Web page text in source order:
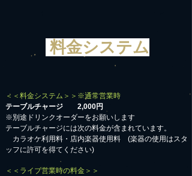
料金システム
＜＜料金システム＞＞※通常営業時
テーブルチャージ 2,000円
※別途ドリンクオーダーをお願いします
テーブルチャージには次の料金が含まれています。
カラオケ利用料・店内楽器使用料 (楽器の使用はスタ
ッフに許可を得てください)
＜＜ライブ営業時の料金＞＞